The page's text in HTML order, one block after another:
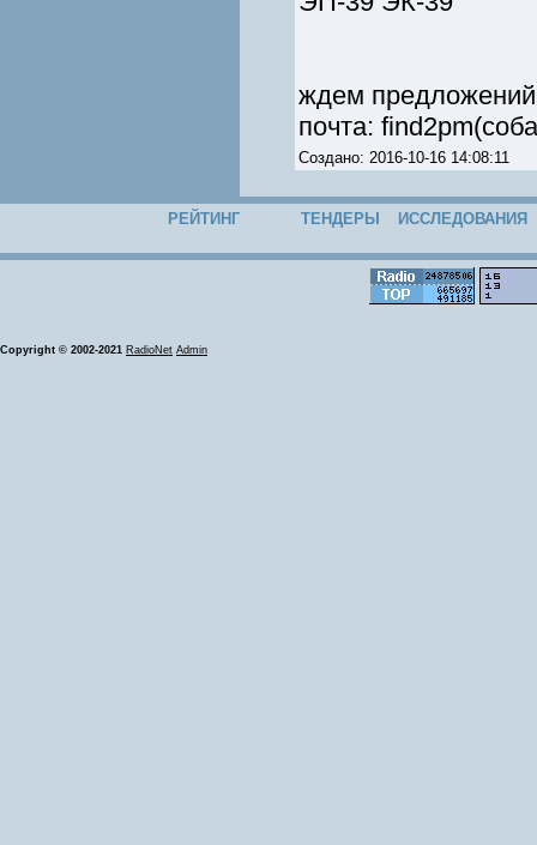
ждем
почта:
Создано: 2016-10-16 14:08:11
РЕЙТИНГ ТЕНДЕРЫ ИССЛЕДОВАНИЯ
Copyright © 2002-2021 RadioNet Admin